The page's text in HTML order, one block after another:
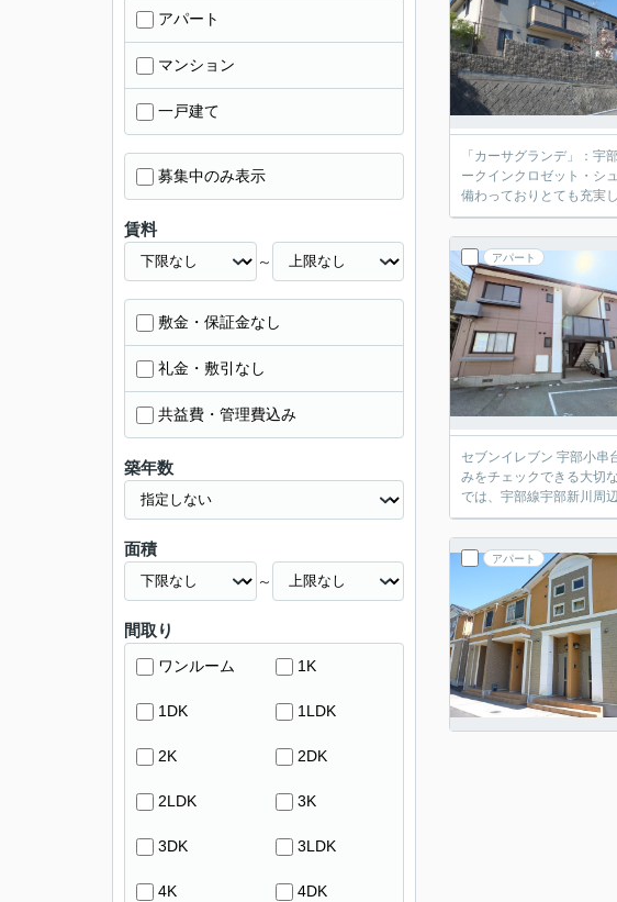
「カーサグランデ」：
ークインクロゼット・シ
備わっておりとても充実
アパート
セブンイレブン 宇部小串
みをチェックできる大切
では、宇部線宇部新川周
アパート
アパート
マンション
一戸建て
募集中のみ表示
賃料
～
敷金・保証金なし
礼金・敷引なし
共益費・管理費込み
築年数
面積
～
間取り
ワンルーム 1K
1DK 1LDK
2K 2DK
2LDK 3K
3DK 3LDK
4K 4DK